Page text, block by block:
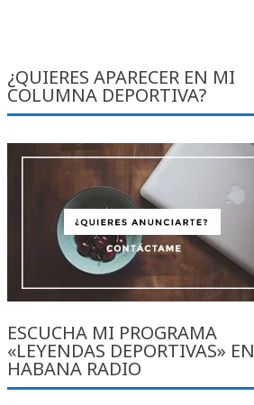
¿QUIERES APARECER EN MI
COLUMNA DEPORTIVA?
ESCUCHA MI PROGRAMA
«LEYENDAS DEPORTIVAS» EN
HABANA RADIO